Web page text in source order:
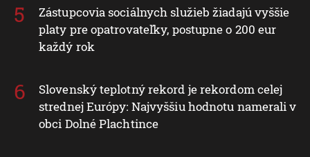
Zástupcovia sociálnych služieb žiadajú vyššie
platy pre opatrovateľky, postupne o 200 eur
každý rok
Slovenský teplotný rekord je rekordom celej
strednej Európy: Najvyššiu hodnotu namerali v
obci Dolné Plachtince